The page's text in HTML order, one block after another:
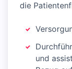
die
und